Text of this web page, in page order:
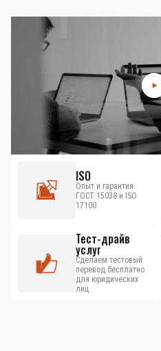
ISO
Опыт и гарантия
ГОСТ 15038 и ISO
17100
Тест-драйв
услуг
Сделаем тестовый
перевод бесплатно
для юридических
лиц